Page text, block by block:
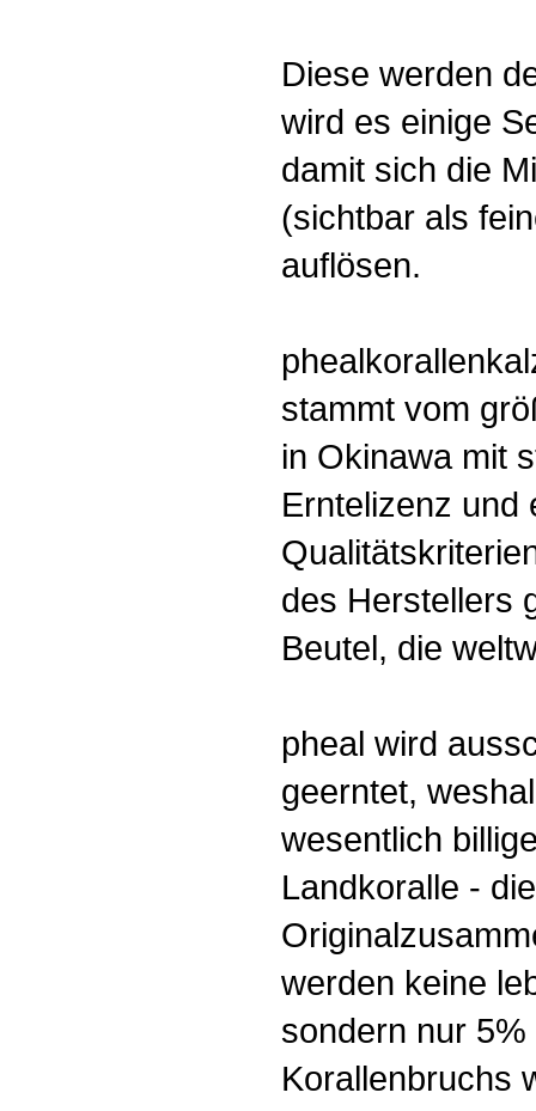
Diese werden
wird es einige
damit sich die
(sichtbar als
auflösen.
stammt vom
in Okinawa mit
Erntelizenz und
des Herstellers
Beutel, die
pheal wird
geerntet,
wesentlich
Landkoralle -
werden keine
sondern nur
Korallenbruchs